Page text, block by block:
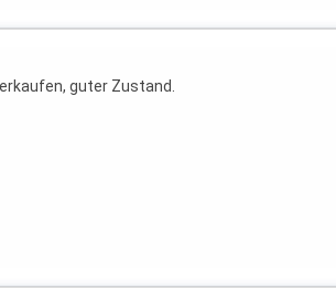
guter Zustand.